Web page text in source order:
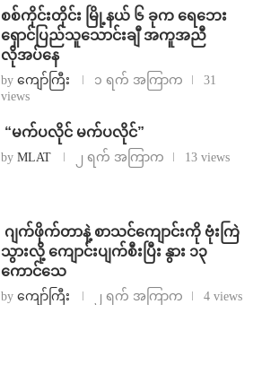
စစ်ကိုင်းတိုင်း မြို့နယ် ၆ ခုက ရေဘေး
ရှောင်ပြည်သူသောင်းချီ အကူအညီ
လိုအပ်နေ
by ကျော်ကြီး ၁ ရက် အကြာက
31
views
⁨ ⁨“မက်ပလိုင် မက်ပလိုင်”
by MLAT ၂ ရက် အကြာက 13 views
⁨⁩ ⁨ဂျက်ဖိုက်တာနဲ့ စာသင်ကျောင်းကို ဗုံးကြဲ
သွားလို့ ကျောင်းပျက်စီးပြီး နွား ၁၃
ကောင်သေ
by ကျော်ကြီး ၂ ရက် အကြာက 4 views